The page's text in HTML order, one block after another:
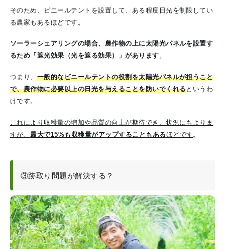
そのため、ビニールテントを設置して、ある程度日光を制限してい
る農家もあるほどです。
ソーラーシェアリングの場合、農作物の上に太陽光パネルを設置す
るため「遮光効果（光を遮る効果）」があります。
つまり、 一般的なビニールテントの役割を太陽光パネルが担うこと
で、農作物に必要以上の日光を与えることを防いでくれるというわ
けです。
これにより収穫量の増加や品質の向上が期待でき、状況にもよりま
すが、最大で15%も収穫量がアップすることもあるほどです 。
③跡取り問題が解決する？